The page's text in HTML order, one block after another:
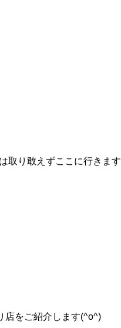
取り敢えずここに行きます
店をご紹介します(^o^)